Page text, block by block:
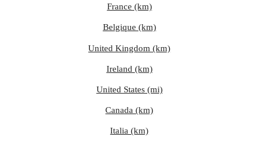
France (km)
Belgique (km)
United Kingdom (km)
Ireland (km)
United States (mi)
Canada (km)
Italia (km)